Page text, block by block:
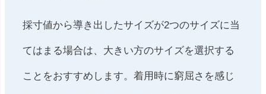
採寸値から導き出したサイズが2つのサイズに当
てはまる場合は、大きい方のサイズを選択する
ことをおすすめします。着用時に窮屈さを感じ